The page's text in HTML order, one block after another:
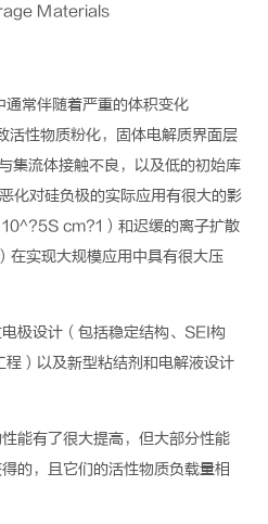
Materials
通常伴随着严重的体积变化
活性物质粉化，固体电解质界面层
集流体接触不良，以及低的初始库
恶化对硅负极的实际应用有很大的影
10^?5S cm?1 ）和迟缓的离子扩散
）在实现大规模应用中具有很大压
极设计（包括稳定结构、 SEI构
程）以及新型粘结剂和电解液设计
能有了很大提高，但大部分性能
的，且它们的活性物质负载量相